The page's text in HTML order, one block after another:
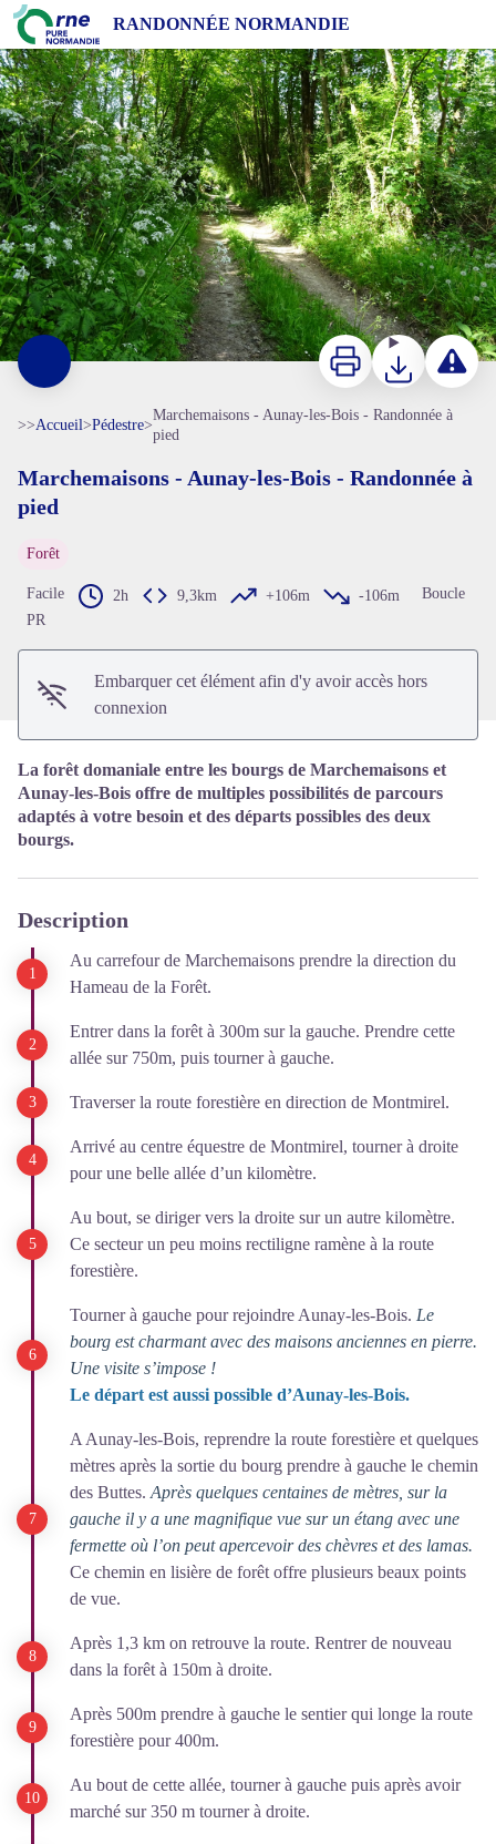
RANDONNÉE NORMANDIE
Marchemaisons - Aunay-les-Bois - Randonnée à pied
Chemins du Pays Mêlois, Orne - Tourisme 61
ImprimerTéléchargerSignaler
>>Accueil>Pédestre>
Marchemaisons - Aunay-les-Bois - Randonnée à
pied
Marchemaisons - Aunay-les-Bois - Randonnée à
pied
Forêt
Facile 2h 9,3km +106m -106m
Boucle
PR
Embarquer cet élément afin d'y avoir accès hors
connexion
La forêt domaniale entre les bourgs de Marchemaisons et
Aunay-les-Bois offre de multiples possibilités de parcours
adaptés à votre besoin et des départs possibles des deux
bourgs.
Description
Au carrefour de Marchemaisons prendre la direction du
Hameau de la Forêt.
Entrer dans la forêt à 300m sur la gauche. Prendre cette
allée sur 750m, puis tourner à gauche.
Traverser la route forestière en direction de Montmirel.
Arrivé au centre équestre de Montmirel, tourner à droite
pour une belle allée d’un kilomètre.
Au bout, se diriger vers la droite sur un autre kilomètre.
Ce secteur un peu moins rectiligne ramène à la route
forestière.
Tourner à gauche pour rejoindre Aunay-les-Bois. Le
bourg est charmant avec des maisons anciennes en pierre.
Une visite s’impose !
Le départ est aussi possible d’Aunay-les-Bois.
A Aunay-les-Bois, reprendre la route forestière et quelques
mètres après la sortie du bourg prendre à gauche le chemin
des Buttes. Après quelques centaines de mètres, sur la
gauche il y a une magnifique vue sur un étang avec une
fermette où l’on peut apercevoir des chèvres et des lamas.
Ce chemin en lisière de forêt offre plusieurs beaux points
de vue.
Après 1,3 km on retrouve la route. Rentrer de nouveau
dans la forêt à 150m à droite.
Après 500m prendre à gauche le sentier qui longe la route
forestière pour 400m.
Au bout de cette allée, tourner à gauche puis après avoir
marché sur 350 m tourner à droite.